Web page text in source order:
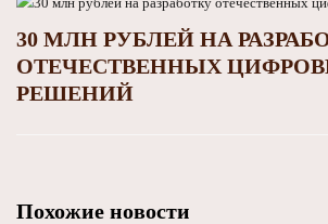
30 МЛН РУБЛЕЙ НА
ОТЕЧЕСТВЕННЫХ
РЕШЕНИЙ
Похожие новости